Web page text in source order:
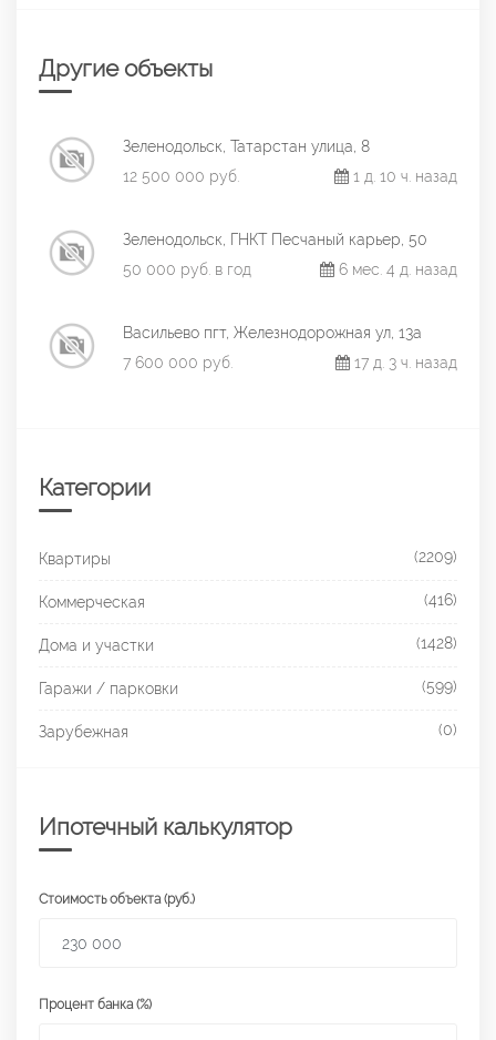
Другие объекты
Зеленодольск, Татарстан улица, 8
12 500 000 руб.
1 д. 10 ч. назад
Зеленодольск, ГНКТ Песчаный карьер, 50
50 000 руб. в год
6 мес. 4 д. назад
Васильево пгт, Железнодорожная ул, 13а
7 600 000 руб.
17 д. 3 ч. назад
Категории
Квартиры (2209)
Коммерческая (416)
Дома и участки (1428)
Гаражи / парковки (599)
Зарубежная (0)
Ипотечный калькулятор
Стоимость объекта (руб.)
Процент банка (%)